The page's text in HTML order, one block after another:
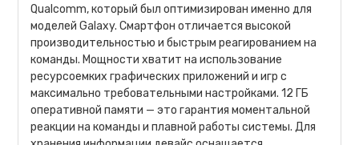
Qualcomm, который был оптимизирован именно для
моделей Galaxy. Смартфон отличается высокой
производительностью и быстрым реагированием на
команды. Мощности хватит на использование
ресурсоемких графических приложений и игр с
максимально требовательными настройками. 12 ГБ
оперативной памяти — это гарантия моментальной
реакции на команды и плавной работы системы. Для